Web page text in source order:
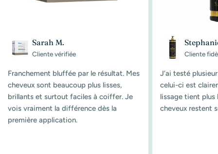
Sarah M.
Cliente vérifiée
Franchement bluffée par le résultat. Mes
cheveux sont beaucoup plus lisses,
brillants et surtout faciles à coiffer. Je
vois vraiment la différence dès la
première application.
Cliente
J’ai testé
celui-ci est
lissage tient
cheveux restent